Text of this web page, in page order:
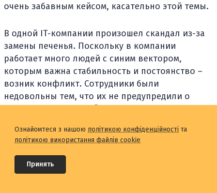
очень забавным кейсом, касательно этой темы.
В одной IT-компании произошел скандал из-за
замены печенья. Поскольку в компании
работает много людей с синим вектором,
которым важна стабильность и постоянство –
возник конфликт. Сотрудники были
недовольны тем, что их не предупредили о
Люди с синим вектором очень ценят
приходить в офис и точно знать место, где
стоит их чашка, какой у них список задач и т. д.
Ознайомтеся з нашою політикою конфіденційності та
політикою використання файлів cookie
Принять